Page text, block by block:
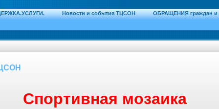
Новости и события ТЦСОН ОБРАЩЕНИЯ граждан и
Спортивная мозаика